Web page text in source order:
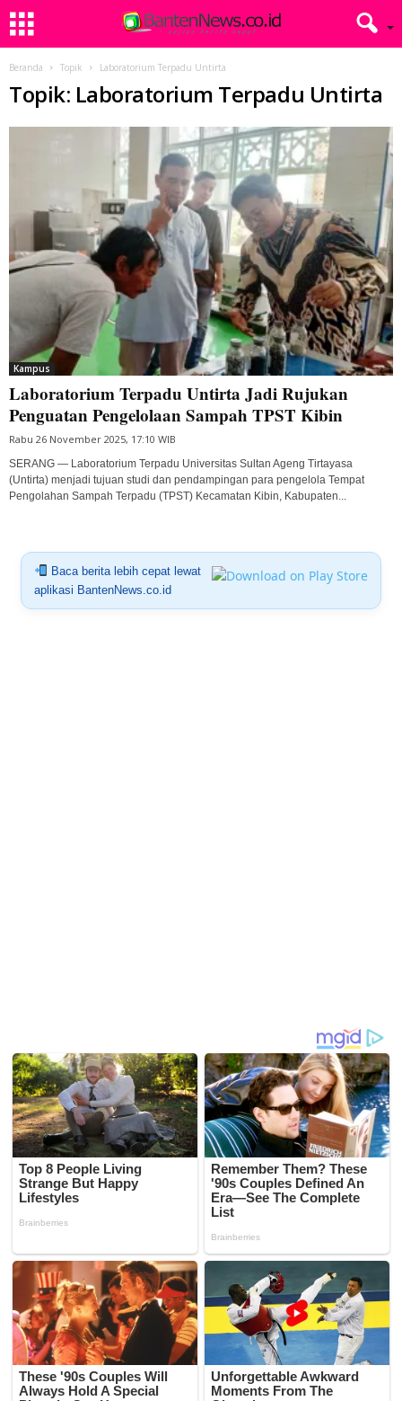
Beranda Topik Laboratorium Terpadu Untirta
Topik: Laboratorium Terpadu Untirta
Kampus
Laboratorium Terpadu Untirta Jadi Rujukan
Penguatan Pengelolaan Sampah TPST Kibin
Rabu 26 November 2025, 17:10 WIB
SERANG — Laboratorium Terpadu Universitas Sultan Ageng Tirtayasa
(Untirta) menjadi tujuan studi dan pendampingan para pengelola Tempat
Pengolahan Sampah Terpadu (TPST) Kecamatan Kibin, Kabupaten...
Baca berita lebih cepat lewat
aplikasi BantenNews.co.id